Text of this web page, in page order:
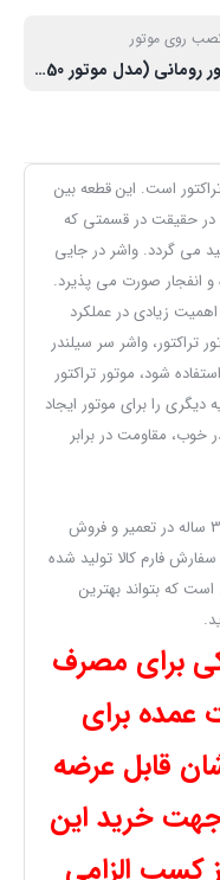
روی موتور
تراکتور رومانی (مدل موتور UTB650 )
است. این قطعه بین
در حقیقت در قسمتی که
می گردد. واشر در جایی
انفجار صورت می پذیرد.
زیادی در عملکرد
تراکتور، واشر سر سیلندر
شود، موتور تراکتور
را برای موتور ایجاد
مقاومت در برابر
این واشر سر سیلندر با استفاده از تجربیات 35 ساله در تعمیر و فروش
فارم کالا تولید شده
که بتواند بهترین
برای مصرف
عمده برای
قابل عرضه
خرید این
کسب الزامی